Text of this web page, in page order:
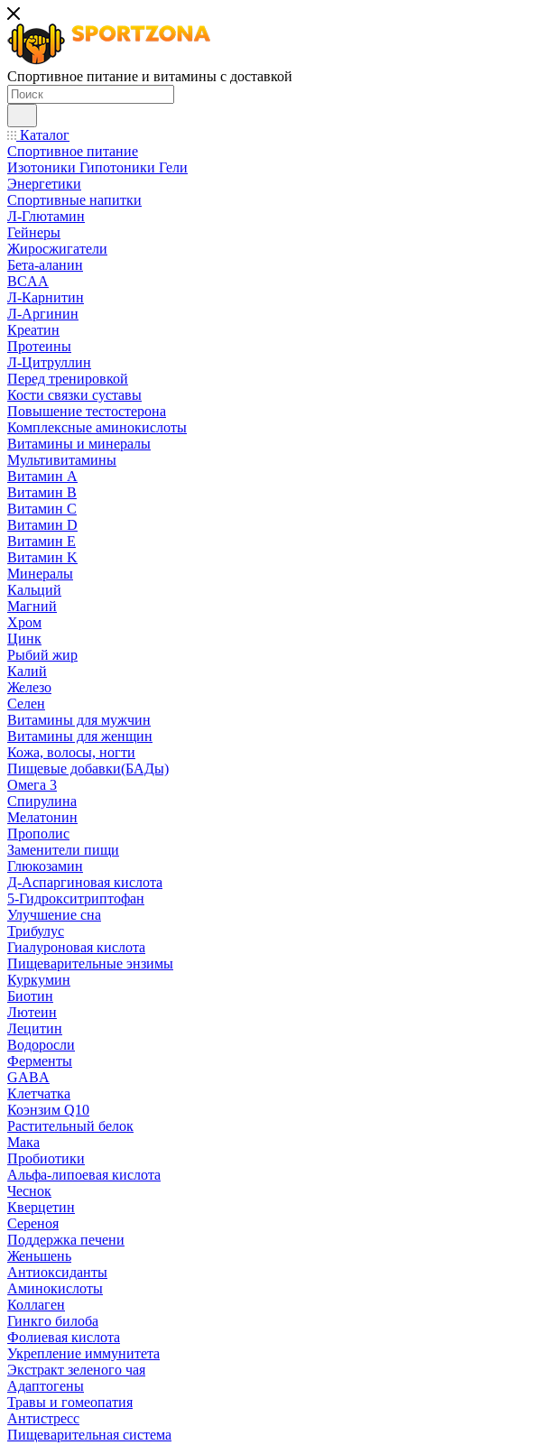
Спортивное питание и витамины с доставкой
Каталог
Спортивное питание
Изотоники Гипотоники Гели
Энергетики
Спортивные напитки
Л-Глютамин
Гейнеры
Жиросжигатели
Бета-аланин
BCAA
Л-Карнитин
Л-Аргинин
Креатин
Протеины
Л-Цитруллин
Перед тренировкой
Кости связки суставы
Повышение тестостерона
Комплексные аминокислоты
Витамины и минералы
Мультивитамины
Витамин A
Витамин B
Витамин C
Витамин D
Витамин E
Витамин K
Минералы
Кальций
Магний
Хром
Цинк
Рыбий жир
Калий
Железо
Селен
Витамины для мужчин
Витамины для женщин
Кожа, волосы, ногти
Пищевые добавки(БАДы)
Омега 3
Спирулина
Мелатонин
Прополис
Заменители пищи
Глюкозамин
Д-Аспаргиновая кислота
5-Гидрокситриптофан
Улучшение сна
Трибулус
Гиалуроновая кислота
Пищеварительные энзимы
Куркумин
Биотин
Лютеин
Лецитин
Водоросли
Ферменты
GABA
Клетчатка
Коэнзим Q10
Растительный белок
Мака
Пробиотики
Альфа-липоевая кислота
Чеснок
Кверцетин
Сереноя
Поддержка печени
Женьшень
Антиоксиданты
Аминокислоты
Коллаген
Гинкго билоба
Фолиевая кислота
Укрепление иммунитета
Экстракт зеленого чая
Адаптогены
Травы и гомеопатия
Антистресс
Пищеварительная система